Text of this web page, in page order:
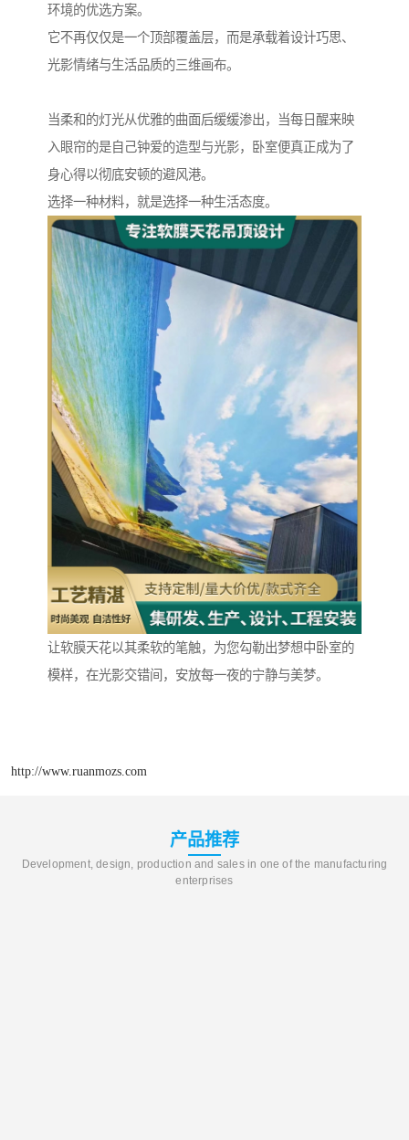
环境的优选方案。
它不再仅仅是一个顶部覆盖层，而是承载着设计巧思、
光影情绪与生活品质的三维画布。
当柔和的灯光从优雅的曲面后缓缓渗出，当每日醒来映
入眼帘的是自己钟爱的造型与光影，卧室便真正成为了
身心得以彻底安顿的避风港。
选择一种材料，就是选择一种生活态度。
让软膜天花以其柔软的笔触，为您勾勒出梦想中卧室的
模样，在光影交错间，安放每一夜的宁静与美梦。
http://www.ruanmozs.com
产品推荐
Development, design, production and sales in one of the manufacturing
enterprises